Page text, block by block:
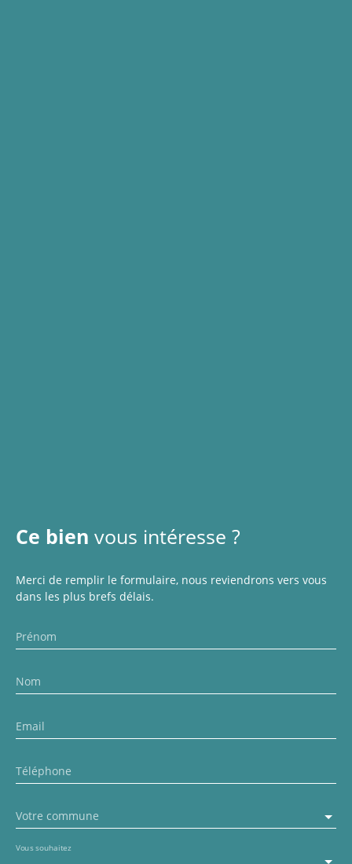
Ce bien vous intéresse ?
Merci de remplir le formulaire, nous reviendrons vers vous
dans les plus brefs délais.
Prénom
Nom
Email
Téléphone
Votre commune
Vous souhaitez